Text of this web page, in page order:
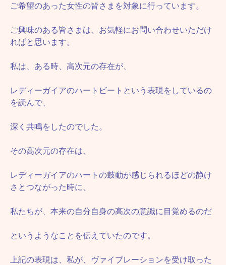
ご希望のあった女性の皆さまを対象に行っています。
ご興味のある皆さまは、お気軽にお問い合わせいただけ
ればと思います。
私は、ある時、高次元の存在が、
レディーガイアのハートビートという表現をしているの
を読んで、
深く共鳴をしたのでした。
その高次元の存在は、
レディーガイアのハートの鼓動が感じられるほどの静け
さとつながった時に、
私たちが、本来の自分自身の高次の意識に目覚めるのだ
というようなことを伝えていたのです。
上記の表現は、私が、ヴァイブレーションを受け取った